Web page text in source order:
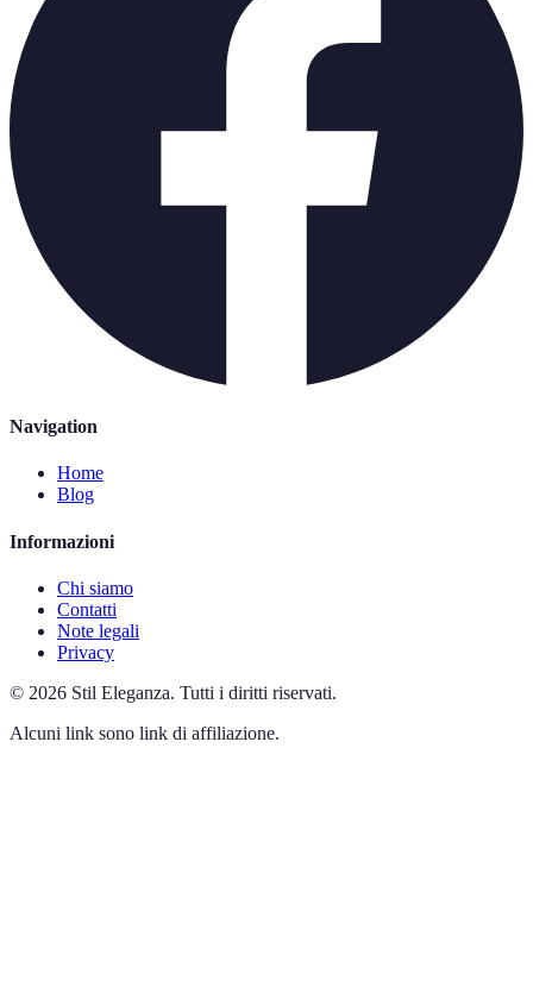
Navigation
Home
Blog
Informazioni
Chi siamo
Contatti
Note legali
Privacy
© 2026 Stil Eleganza. Tutti i diritti riservati.
Alcuni link sono link di affiliazione.